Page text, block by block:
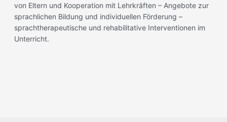
von Eltern und Kooperation mit Lehrkräften – Angebote zur
sprachlichen Bildung und individuellen Förderung –
sprachtherapeutische und rehabilitative Interventionen im
Unterricht.